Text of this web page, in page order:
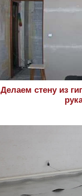
Делаем стену из